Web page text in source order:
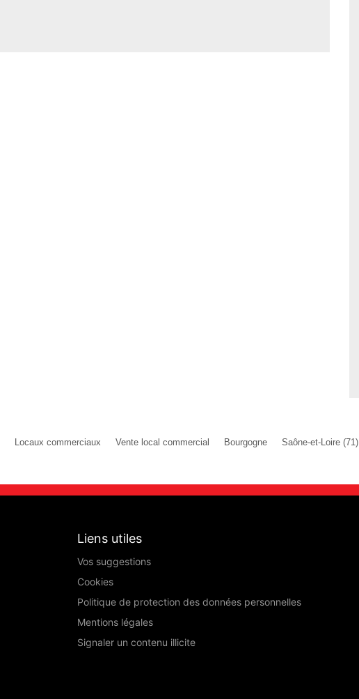
Locaux commerciaux Vente local commercial Bourgogne Saône-et-Loire (71)
Liens utiles
Vos suggestions
Cookies
Politique de protection des données personnelles
Mentions légales
Signaler un contenu illicite